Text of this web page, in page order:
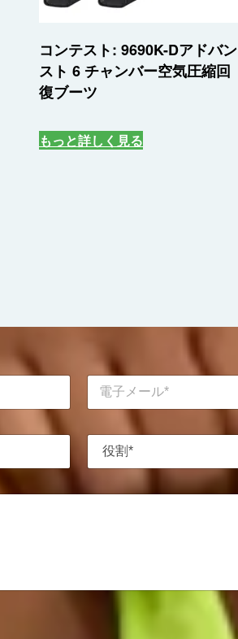
コンテスト: 9690K-Dアドバン
スト 6 チャンバー空気圧縮回
復ブーツ
もっと詳しく見る
電
メ
役
*